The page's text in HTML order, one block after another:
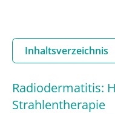
Inhaltsverzeichnis
Radiodermatitis:
Strahlentherapie